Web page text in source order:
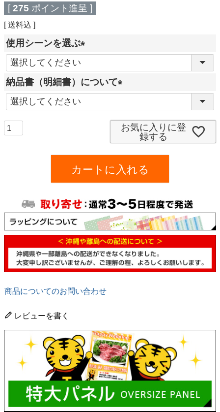
[ 275 ポイント進呈 ]
送料込
使用シーンを選ぶ
必
須
納品書（明細書）について
必
須
)
お気に入りに登
録する
カートに入れる
商品についてのお問い合わせ
レビューを書く